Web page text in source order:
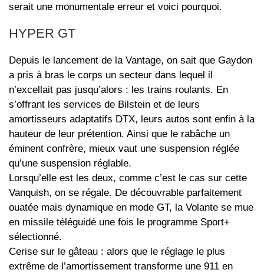
serait une monumentale erreur et voici pourquoi.
HYPER GT
Depuis le lancement de la Vantage, on sait que Gaydon
a pris à bras le corps un secteur dans lequel il
n’excellait pas jusqu’alors : les trains roulants. En
s’offrant les services de Bilstein et de leurs
amortisseurs adaptatifs DTX, leurs autos sont enfin à la
hauteur de leur prétention. Ainsi que le rabâche un
éminent confrère, mieux vaut une suspension réglée
qu’une suspension réglable.
Lorsqu’elle est les deux, comme c’est le cas sur cette
Vanquish, on se régale. De découvrable parfaitement
ouatée mais dynamique en mode GT, la Volante se mue
en missile téléguidé une fois le programme Sport+
sélectionné.
Cerise sur le gâteau : alors que le réglage le plus
extrême de l’amortissement transforme une 911 en